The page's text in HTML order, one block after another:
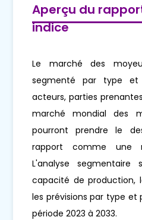
Aperçu du
indice
Le marché des
segmenté par type et
acteurs, parties
marché mondial des
pourront prendre le
rapport comme une
L'analyse
capacité de production,
les prévisions par type et
période 2023 à 2033.